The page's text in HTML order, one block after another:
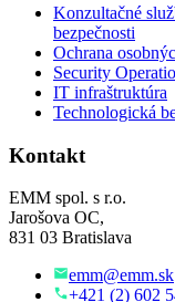
Konzultačné
bezpečnosti
Ochrana
Security
IT infraštruktúra
Technologická
Kontakt
EMM spol. s r.o.
Jarošova OC,
831 03 Bratislava
emm@emm.sk
+421 (2) 602